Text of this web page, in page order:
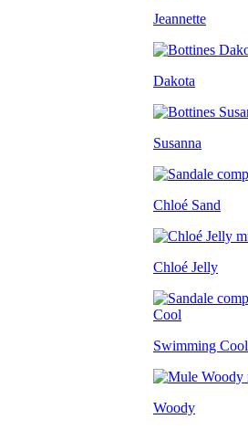
Jeannette
Dakota
Susanna
Chloé Sand
Chloé Jelly
Swimming Cool
Woody